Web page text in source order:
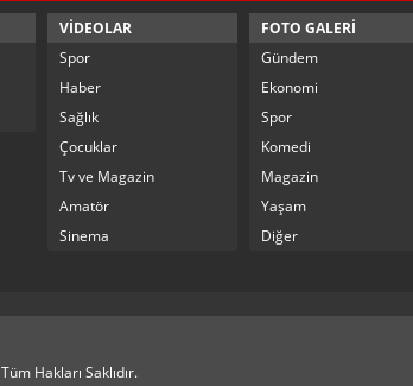
VİDEOLAR
Spor
Haber
Sağlık
Çocuklar
Tv ve Magazin
Amatör
Sinema
FOTO GALERİ
Gündem
Ekonomi
Spor
Komedi
Magazin
Yaşam
Diğer
Tüm Hakları Saklıdır.